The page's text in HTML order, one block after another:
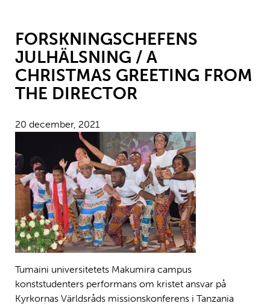
FORSKNINGSCHEFENS
JULHÄLSNING / A
CHRISTMAS GREETING FROM
THE DIRECTOR
20 december, 2021
Tumaini universitetets Makumira campus
konststudenters performans om kristet ansvar på
Kyrkornas Världsråds missionskonferens i Tanzania